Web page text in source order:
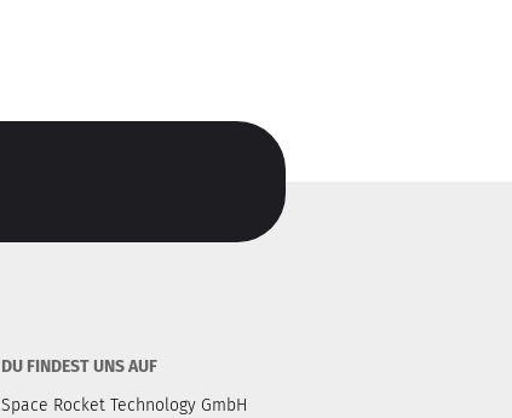
DU FINDEST UNS AUF
Space Rocket Technology GmbH